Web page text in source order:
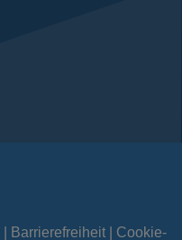
Barrierefreiheit Cookie-